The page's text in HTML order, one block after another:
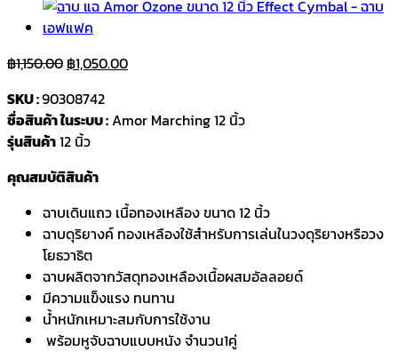
฿1,150.00 Original
was:
฿1,150.00.
฿1,050.00Current
฿1,050.00.
SKU :90308742
ชื่อสินค้า ในระบบ :Amor Marching 12 นิ้ว
รุ่นสินค้า12 นิ้ว
คุณสมบัติสินค้า
ฉาบเดินแถว เนื้อทองเหลือง ขนาด 12 นิ้ว
ฉาบดุริยางค์ ทองเหลืองใช้สำหรับการเล่นในวงดุริยางหรือวง
โยธวาธิต
ฉาบผลิตจากวัสดุทองเหลืองเนื้อผสมอัลลอยด์
มีความแข็งแรง ทนทาน
น้ำหนักเหมาะสมกับการใช้งาน
พร้อมหูจับฉาบแบบหนัง จำนวน1คู่